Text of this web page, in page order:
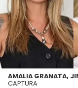
AMALIA GRANATA,
CAPTURA